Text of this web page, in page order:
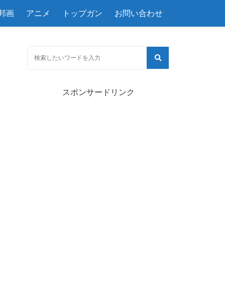
画 アニメ トップガン お問い合わせ
スポンサードリンク